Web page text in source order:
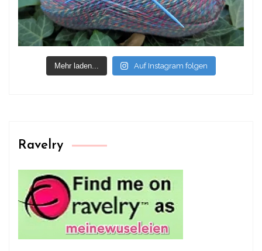
Mehr laden... Auf Instagram folgen
Ravelry